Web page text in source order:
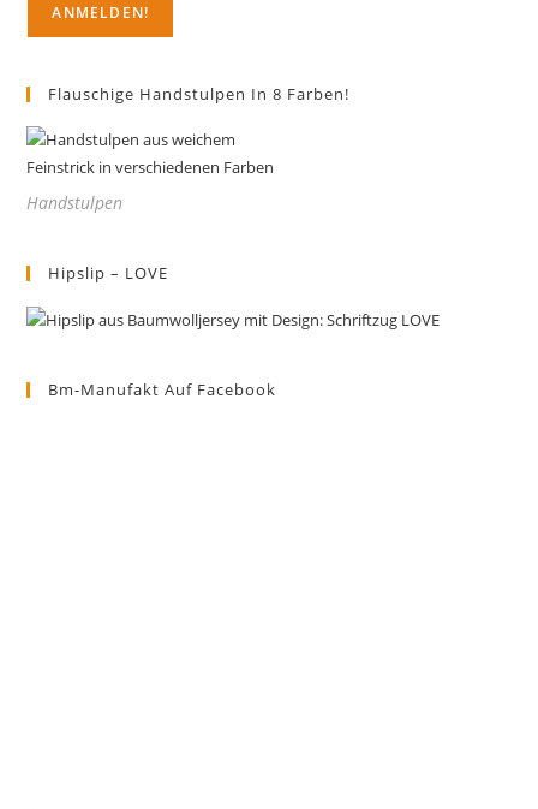
Flauschige Handstulpen In 8 Farben!
Handstulpen
Hipslip – LOVE
Bm-Manufakt Auf Facebook